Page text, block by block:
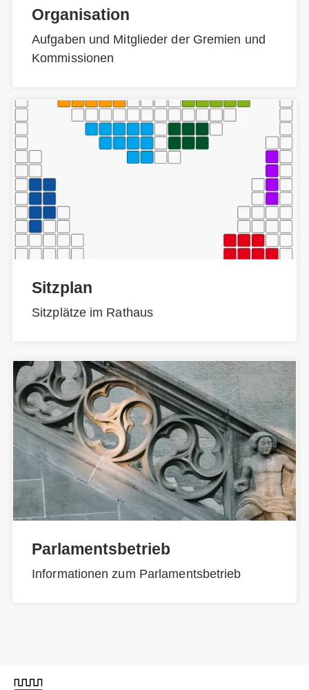
Organisation
Aufgaben und Mitglieder der Gremien und
Kommissionen
Sitzplan
Sitzplätze im Rathaus
Parlamentsbetrieb
Informationen zum Parlamentsbetrieb